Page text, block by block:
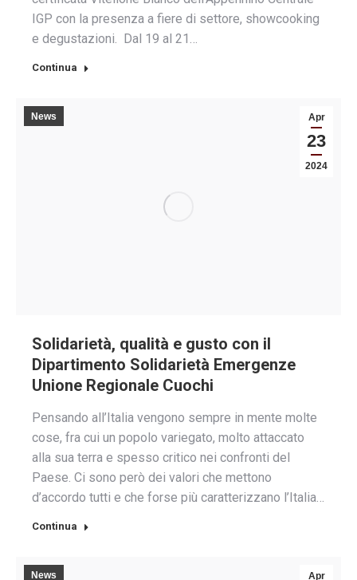
IGP con la presenza a fiere di settore, showcooking
e degustazioni. Dal 19 al 21…
Continua
Apr
23
2024
News
Solidarietà, qualità e gusto con il
Dipartimento Solidarietà Emergenze
Unione Regionale Cuochi
Pensando all’Italia vengono sempre in mente molte
cose, fra cui un popolo variegato, molto attaccato
alla sua terra e spesso critico nei confronti del
Paese. Ci sono però dei valori che mettono
d’accordo tutti e che forse più caratterizzano l’Italia…
Continua
Apr
News